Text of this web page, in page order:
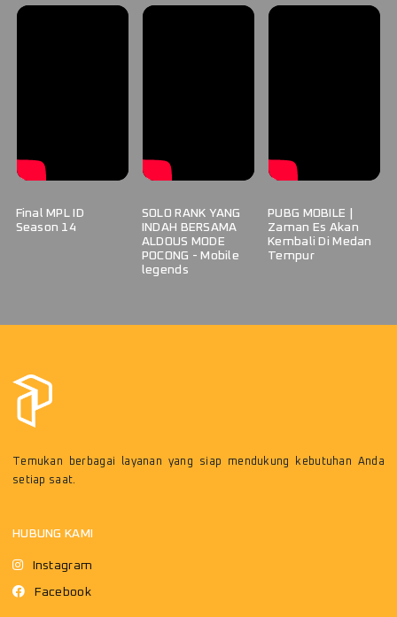
Final MPL ID
Season 14
SOLO RANK YANG
INDAH BERSAMA
ALDOUS MODE
POCONG - Mobile
legends
PUBG MOBILE |
Zaman Es Akan
Kembali Di Medan
Tempur
Temukan berbagai layanan yang siap mendukung kebutuhan Anda
setiap saat.
HUBUNG KAMI
Instagram
Facebook